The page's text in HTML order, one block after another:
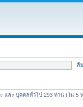
ลื
และ บุคคลทั่วไป 293 ท่าน (ใน 5